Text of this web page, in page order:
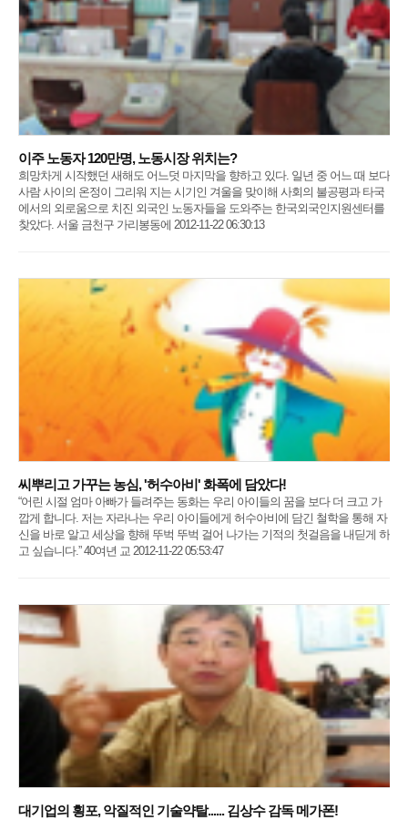
이주 노동자 120만명, 노동시장 위치는?
희망차게 시작했던 새해도 어느덧 마지막을 향하고 있다. 일년 중 어느 때 보다
사람 사이의 온정이 그리워 지는 시기인 겨울을 맞이해 사회의 불공평과 타국
에서의 외로움으로 치진 외국인 노동자들을 도와주는 한국외국인지원센터를
찾았다. 서울 금천구 가리봉동에 2012-11-22 06:30:13
씨뿌리고 가꾸는 농심, '허수아비' 화폭에 담았다!
“어린 시절 엄마 아빠가 들려주는 동화는 우리 아이들의 꿈을 보다 더 크고 가
깝게 합니다. 저는 자라나는 우리 아이들에게 허수아비에 담긴 철학을 통해 자
신을 바로 알고 세상을 향해 뚜벅 뚜벅 걸어 나가는 기적의 첫걸음을 내딛게 하
고 싶습니다.” 40여년 교 2012-11-22 05:53:47
대기업의 횡포, 악질적인 기술약탈...... 김상수 감독 메가폰!